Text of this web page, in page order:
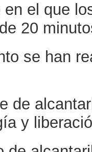
en el que
20
se han
de
y